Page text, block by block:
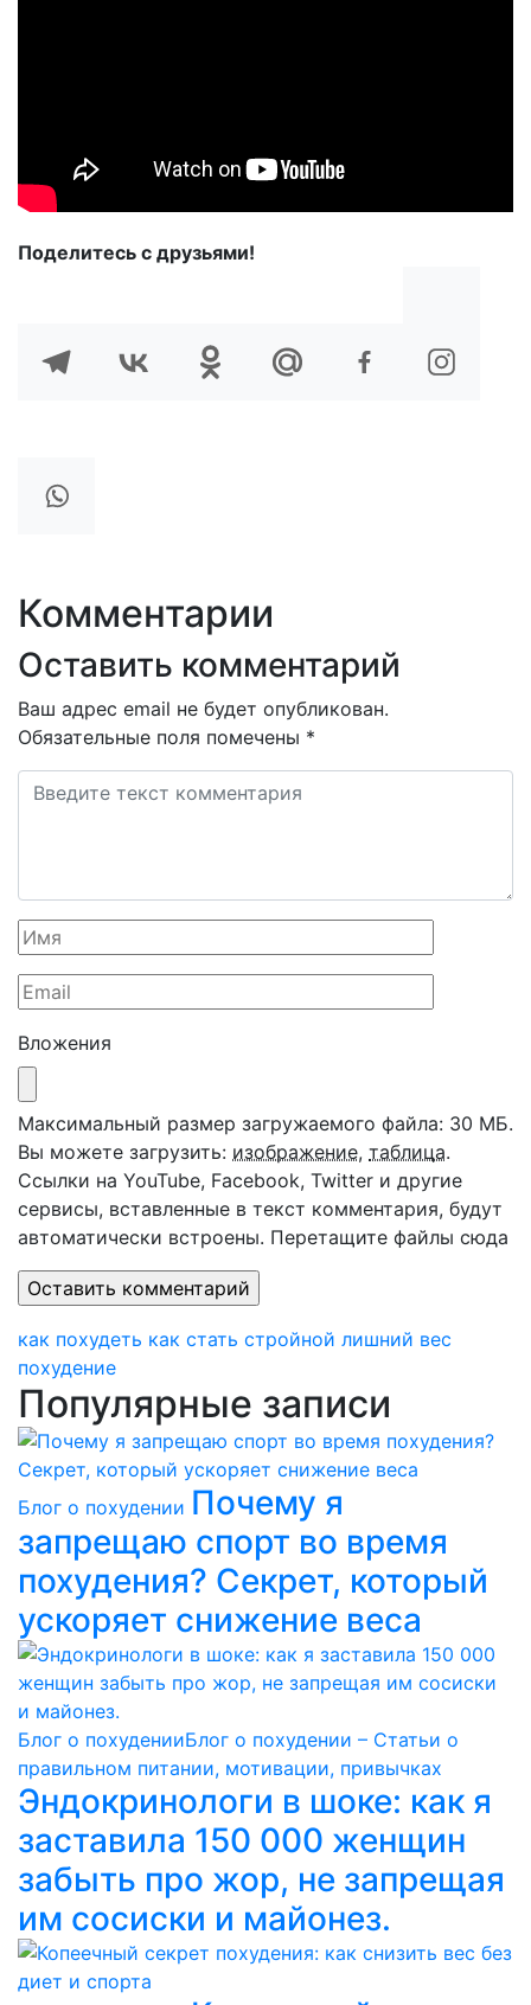
Поделитесь с друзьями!
Комментарии
Оставить комментарий
Ваш адрес email не будет опубликован.
Обязательные поля помечены *
Вложения
Максимальный размер загружаемого файла: 30 МБ.
Вы можете загрузить: изображение, таблица.
Ссылки на YouTube, Facebook, Twitter и другие
сервисы, вставленные в текст комментария, будут
автоматически встроены. Перетащите файлы сюда
как похудеть как стать стройной лишний вес
похудение
Популярные записи
Блог о похудении Почему я
запрещаю спорт во время
похудения? Секрет, который
ускоряет снижение веса
Блог о похуденииБлог о похудении – Статьи о
правильном питании, мотивации, привычках
Эндокринологи в шоке: как я
заставила 150 000 женщин
забыть про жор, не запрещая
им сосиски и майонез.